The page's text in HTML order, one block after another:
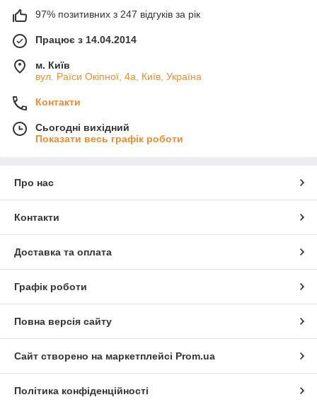
97% позитивних з 247 відгуків за рік
Працює з 14.04.2014
м. Київ
вул. Раїси Окіпної, 4а, Київ, Україна
Контакти
Сьогодні вихідний
Показати весь графік роботи
Про нас
Контакти
Доставка та оплата
Графік роботи
Повна версія сайту
Сайт створено на маркетплейсі Prom.ua
Політика конфіденційності